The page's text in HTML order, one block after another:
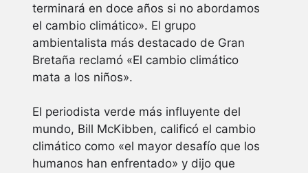
terminará en doce años si no abordamos
el cambio climático». El grupo
ambientalista más destacado de Gran
Bretaña reclamó «El cambio climático
mata a los niños».
El periodista verde más influyente del
mundo, Bill McKibben, calificó el cambio
climático como «el mayor desafío que los
humanos han enfrentado» y dijo que